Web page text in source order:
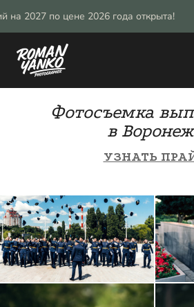
2026 года открыта!
Фотосъемка
в
УЗНАТЬ